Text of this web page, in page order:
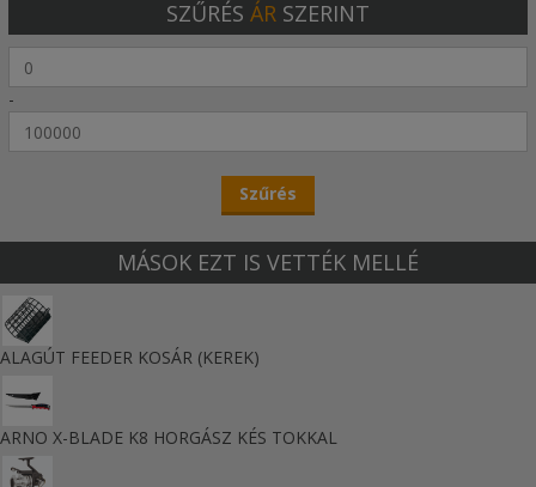
SZŰRÉS ÁR SZERINT
-
MÁSOK EZT IS VETTÉK MELLÉ
ALAGÚT FEEDER KOSÁR (KEREK)
ARNO X-BLADE K8 HORGÁSZ KÉS TOKKAL